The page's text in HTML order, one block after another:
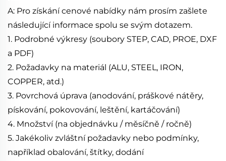
A: Pro získání cenové nabídky nám prosím zašlete
následující informace spolu se svým dotazem.
1. Podrobné výkresy (soubory STEP, CAD, PROE, DXF
a PDF)
2. Požadavky na materiál (ALU, STEEL, IRON,
COPPER, atd.)
3. Povrchová úprava (anodování, práškové nátěry,
pískování, pokovování, leštění, kartáčování)
4. Množství (na objednávku / měsíčně / ročně)
5. Jakékoliv zvláštní požadavky nebo podmínky,
například obalování, štítky, dodání